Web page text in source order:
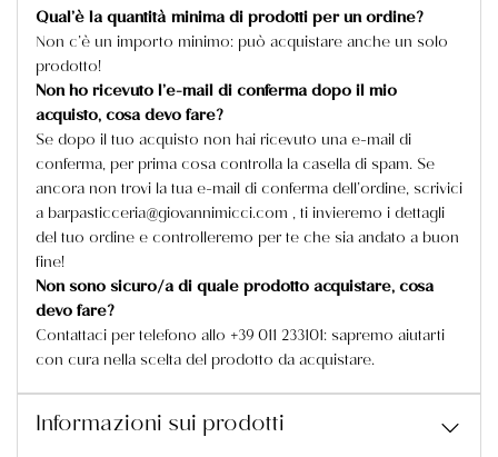
Qual’è la quantità minima di prodotti per un ordine?
Non c’è un importo minimo: può acquistare anche un solo
prodotto!
Non ho ricevuto l’e-mail di conferma dopo il mio
acquisto, cosa devo fare?
Se dopo il tuo acquisto non hai ricevuto una e-mail di
conferma, per prima cosa controlla la casella di spam. Se
ancora non trovi la tua e-mail di conferma dell’ordine, scrivici
a barpasticceria@giovannimicci.com , ti invieremo i dettagli
del tuo ordine e controlleremo per te che sia andato a buon
fine!
Non sono sicuro/a di quale prodotto acquistare, cosa
devo fare?
Contattaci per telefono allo +39 011 233101: sapremo aiutarti
con cura nella scelta del prodotto da acquistare.
Informazioni sui prodotti